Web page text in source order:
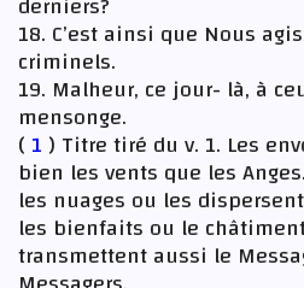
18. C’est ainsi que Nous
criminels.
19. Malheur, ce jour- là, à
mensonge.
( 1 ) Titre tiré du v. 1. Les
bien les vents que les
les nuages ou les
les bienfaits ou le
transmettent aussi le